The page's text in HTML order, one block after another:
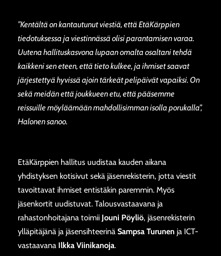
”Kentältä on kantautunut viestiä, että EtäKärppien
tiedotuksessa ja viestinnässä olisi parantamisen varaa.
Uutena hallituskasvona lupaan omalta osaltani tehdä
kaikkeni sen eteen, että tieto kulkee, ja ihmiset saavat
järjestettyä hyvissä ajoin tärkeät pelipäivät vapaiksi. On
sekä meidän että joukkueen etu, että pääsemme
reissuille möyläämään mahdollisimman isolla porukalla”,
Halonen sanoo.
EtäKärppien hallitus uudistaa kauden aikana
yhdistyksen kotisivut sekä jäsenrekisterin, jotta viestit
tavoittavat ihmiset entistäkin paremmin. Myös
jäsenkortit uudistuvat. Talousvastaavana ja
rahastonhoitajana toimii Jouni Pöyliö, jäsenrekisterin
ylläpitäjänä ja jäsensihteerinä Sampsa Turunenja ICT-
vastaavana Ilkka Viinikanoja.